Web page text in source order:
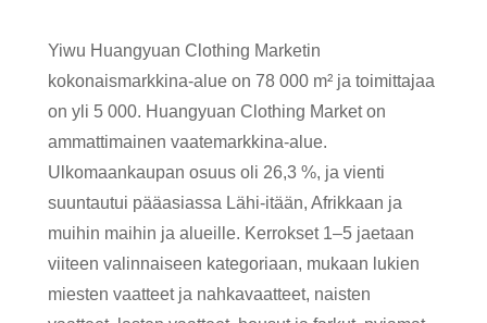
Yiwu Huangyuan Clothing Marketin
kokonaismarkkina-alue on 78 000 m² ja toimittajaa
on yli 5 000. Huangyuan Clothing Market on
ammattimainen vaatemarkkina-alue.
Ulkomaankaupan osuus oli 26,3 %, ja vienti
suuntautui pääasiassa Lähi-itään, Afrikkaan ja
muihin maihin ja alueille. Kerrokset 1–5 jaetaan
viiteen valinnaiseen kategoriaan, mukaan lukien
miesten vaatteet ja nahkavaatteet, naisten